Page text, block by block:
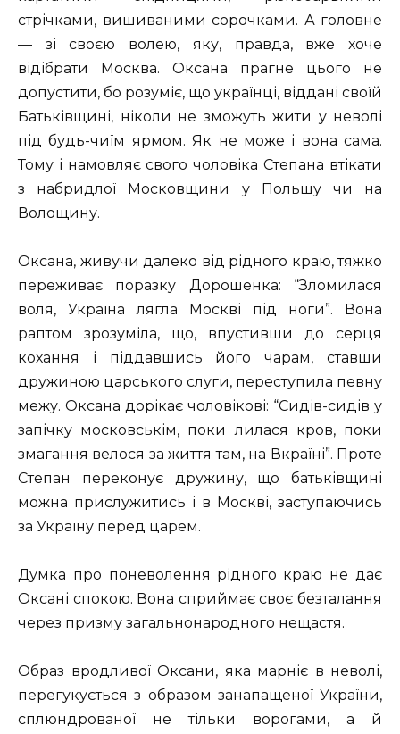
стрічками, вишиваними сорочками. А головне
— зі своєю волею, яку, правда, вже хоче
відібрати Москва. Оксана прагне цього не
допустити, бо розуміє, що українці, віддані своїй
Батьківщині, ніколи не зможуть жити у неволі
під будь-чиїм ярмом. Як не може і вона сама.
Тому і намовляє свого чоловіка Степана втікати
з набридлої Московщини у Польшу чи на
Волощину.
Оксана, живучи далеко від рідного краю, тяжко
переживає поразку Дорошенка: “Зломилася
воля, Україна лягла Москві під ноги”. Вона
раптом зрозуміла, що, впустивши до серця
кохання і піддавшись його чарам, ставши
дружиною царського слуги, переступила певну
межу. Оксана дорікає чоловікові: “Сидів-сидів у
запічку московськім, поки лилася кров, поки
змагання велося за життя там, на Вкраїні”. Проте
Степан переконує дружину, що батьківщині
можна прислужитись і в Москві, заступаючись
за Україну перед царем.
Думка про поневолення рідного краю не дає
Оксані спокою. Вона сприймає своє безталання
через призму загальнонародного нещастя.
Образ вродливої Оксани, яка марніє в неволі,
перегукується з образом занапащеної України,
сплюндрованої не тільки ворогами, а й